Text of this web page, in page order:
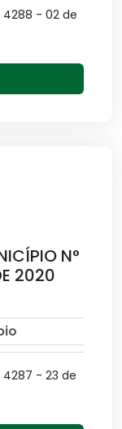
4288 - 02 de
N°
2020
4287 - 23 de